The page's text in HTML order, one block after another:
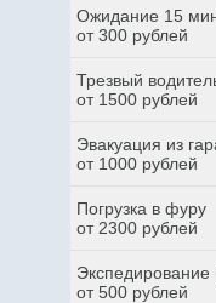
Ожидание 15
от 300 рублей
Трезвый
от 1500 рублей
Эвакуация из
от 1000 рублей
Погрузка в фуру
от 2300 рублей
Экспедирование
от 500 рублей